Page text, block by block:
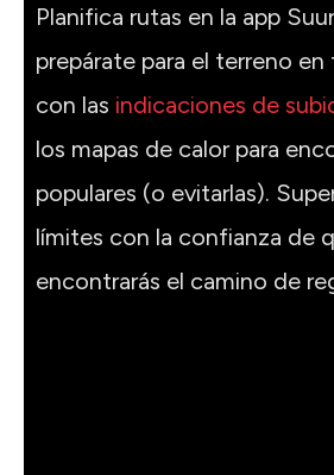
Planifica rutas en la app
prepárate para el terreno en
con las indicaciones de
los mapas de calor para
populares (o evitarlas).
límites con la confianza de
encontrarás el camino de